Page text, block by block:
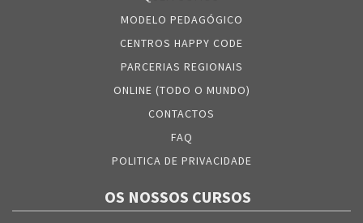
MODELO PEDAGÓGICO
CENTROS HAPPY CODE
PARCERIAS REGIONAIS
ONLINE (TODO O MUNDO)
CONTACTOS
FAQ
POLITICA DE PRIVACIDADE
OS NOSSOS CURSOS